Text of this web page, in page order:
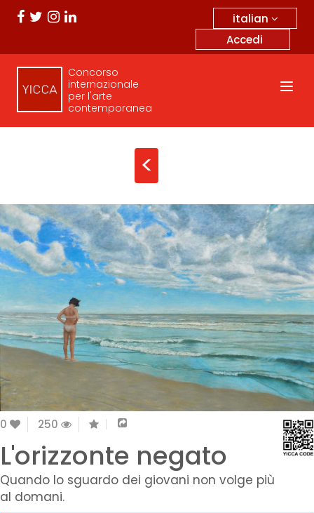
italian
Accedi
Concorso
internazionale
per l'arte
contemporanea
<
0 250
L'orizzonte negato
Quando lo sguardo dei giovani non volge più
al domani.